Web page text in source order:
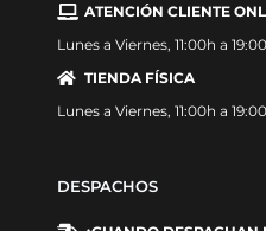
ATENCIÓN CLIENTE
Lunes a Viernes, 11:00h a
TIENDA FÍSICA
Lunes a Viernes, 11:00h a
DESPACHOS